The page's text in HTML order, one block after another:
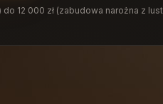
do 12 000 zł (zabudowa narożna z